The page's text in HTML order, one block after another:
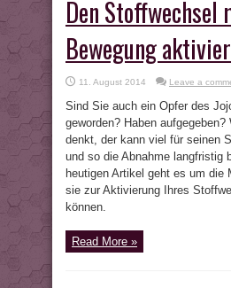
Den Stoffwechsel
Bewegung
11. August 2014 Leave a
Sind Sie auch ein Opfer des
geworden? Haben aufgegeben?
denkt, der kann viel für seinen
und so die Abnahme langfristig
heutigen Artikel geht es um die
sie zur Aktivierung Ihres
können.
Read More »